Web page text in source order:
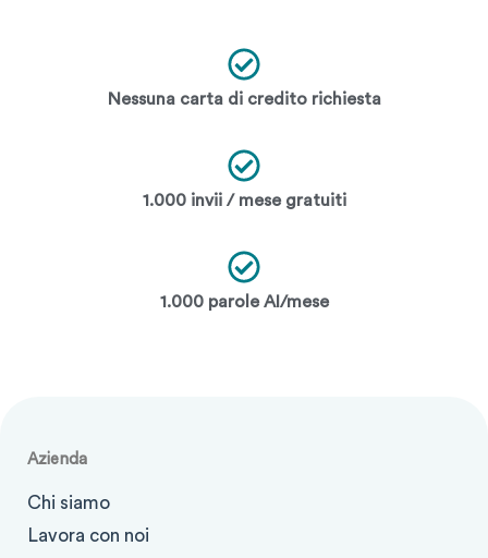
Nessuna carta di credito richiesta
1.000 invii / mese gratuiti
1.000 parole AI/mese
Azienda
Chi siamo
Lavora con noi